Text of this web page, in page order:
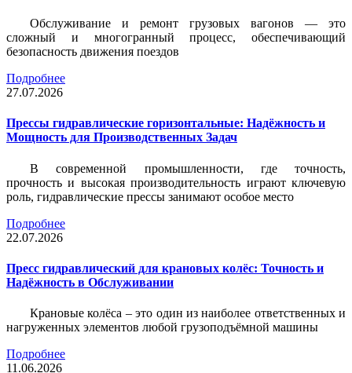
Обслуживание и ремонт грузовых вагонов — это
сложный и многогранный процесс, обеспечивающий
безопасность движения поездов
Подробнее
27.07.2026
Прессы гидравлические горизонтальные: Надёжность и
Мощность для Производственных Задач
В современной промышленности, где точность,
прочность и высокая производительность играют ключевую
роль, гидравлические прессы занимают особое место
Подробнее
22.07.2026
Пресс гидравлический для крановых колёс: Точность и
Надёжность в Обслуживании
Крановые колёса – это один из наиболее ответственных и
нагруженных элементов любой грузоподъёмной машины
Подробнее
11.06.2026